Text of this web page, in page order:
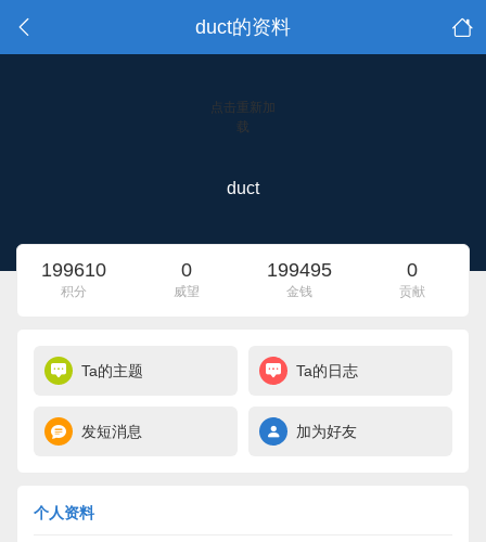
duct的资料
点击重新加
载
duct
199610
积分
0
威望
199495
金钱
0
贡献
Ta的主题 Ta的日志
发短消息 加为好友
个人资料